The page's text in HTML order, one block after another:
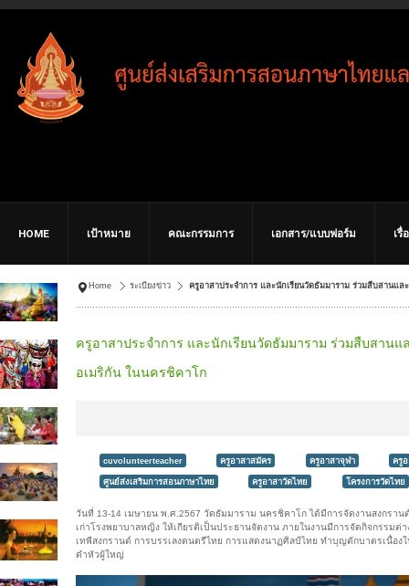
HOME เป้าหมาย คณะกรรมการ เอกสาร/แบบฟอร์ม เรื่
Home ระเบียงข่าว ครูอาสาประจำการ และนักเรียนวัดธัมมาราม ร่วมสืบสานแ
ครูอาสาประจำการ และนักเรียนวัดธัมมาราม ร่วมสืบสาน
อเมริกัน ในนครชิคาโก
cuvolunteerteacher ครูอาสาสมัคร ครูอาสาจุฬา ครู
ศูนย์ส่งเสริมการสอนภาษาไทย ครูอาสาวัดไทย โครงการวัดไทย
วันที่ 13-14 เมษายน พ.ศ.2567 วัดธัมมาราม นครชิคาโก ได้มีการจัดงานสงกร
เก่าโรงพยาบาลหญิง ให้เกียรติเป็นประธานจัดงาน ภายในงานมีการจัดกิจกรรม
เทพีสงกรานต์ การบรรเลงดนตรีไทย การแสดงนาฏศิลป์ไทย ทำบุญตักบาตรเนื่อ
ดำหัวผู้ใหญ่